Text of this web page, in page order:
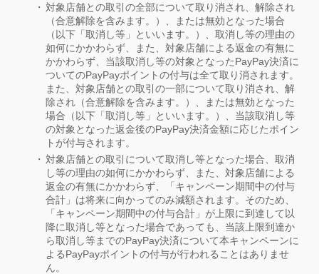
対象店舗との取引の全部について取り消され、解除され
（合意解除を含みます。）、または無効となった場合
（以下「取消し等」といいます。）、取消し等の理由の
如何にかかわらず、また、対象店舗による返金の有無に
かかわらず、当該取消し等の対象となったPayPay決済に
ついてのPayPayポイントの付与は全て取り消されます。
また、対象店舗との取引の一部について取り消され、解
除され（合意解除を含みます。）、または無効となった
場合（以下「取消し等」といいます。）、当該取消し等
の対象となった返金後のPayPay決済金額に応じたポイン
トが付与されます。
対象店舗との取引について取消し等となった場合、取消
し等の理由の如何にかかわらず、また、対象店舗による
返金の有無にかかわらず、「キャンペーン期間中の付与
合計」は将来に向かってのみ減額されます。そのため、
「キャンペーン期間中の付与合計」が上限に到達して以
降に取消し等となった場合であっても、当該上限到達か
ら取消し等までのPayPay決済について本キャンペーンに
よるPayPayポイントの付与が行われることはありませ
ん。